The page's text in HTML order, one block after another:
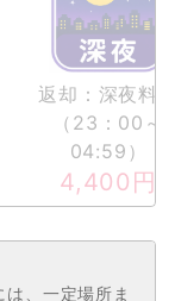
返却：深夜料
（23：00～
04:59）
4,400 円
、一定場所ま